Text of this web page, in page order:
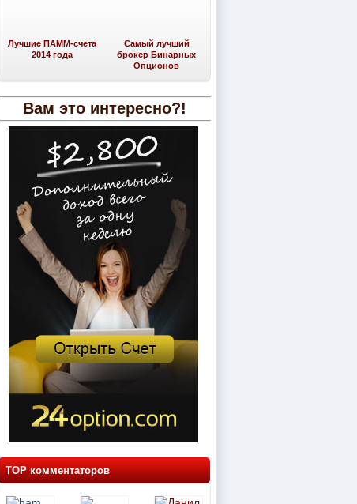
Лучшие ПАММ-счета
2014 года
Самый лучший
брокер Бинарных
Опционов
Вам это интересно?!
TOP комментаторов